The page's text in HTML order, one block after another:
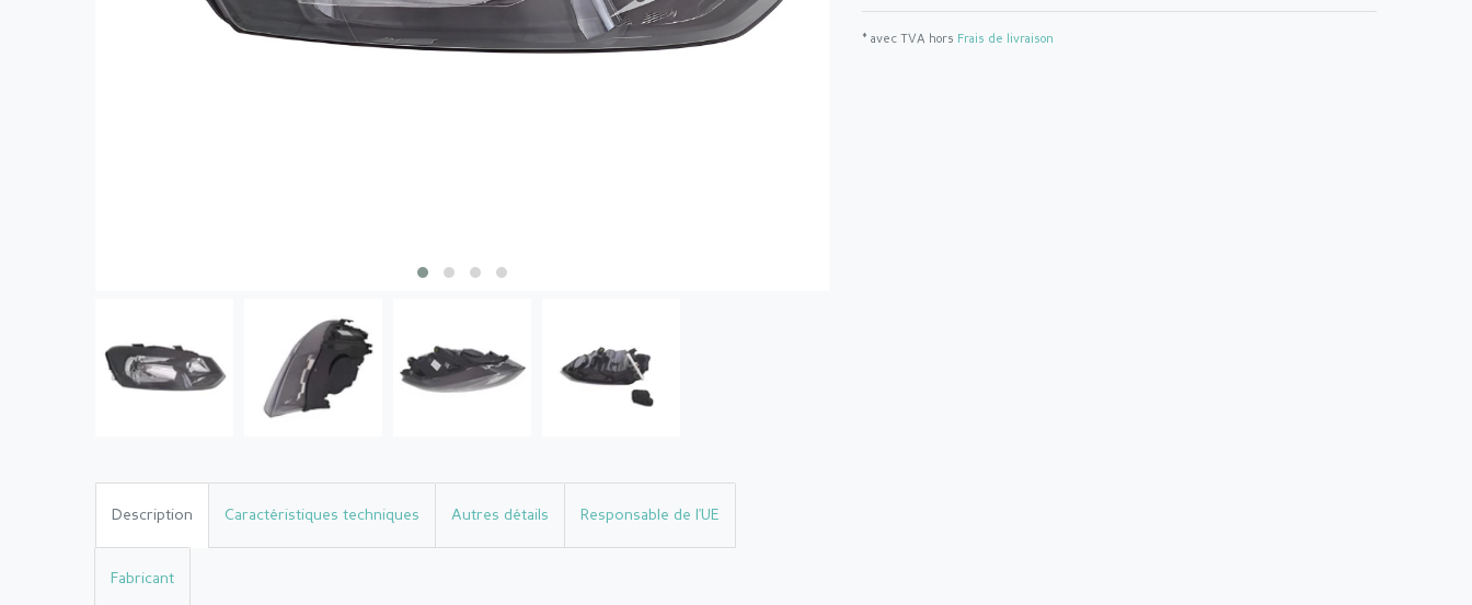
* avec TVA hors Frais de livraison
Description Caractéristiques techniques Autres détails Responsable de l'UE
Fabricant